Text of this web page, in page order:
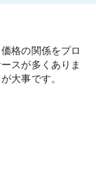
格の関係をプロ
スが多くありま
大事です。